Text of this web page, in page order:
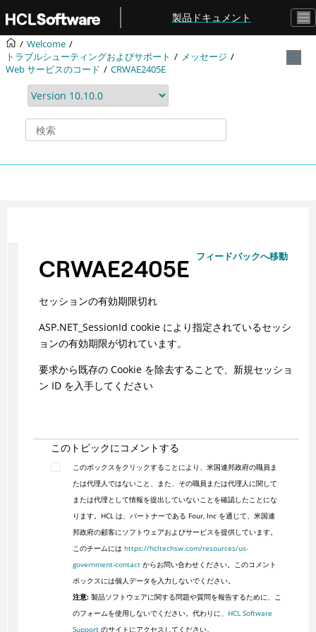
メインコンテンツにジャンプ
製品ドキュメント
Welcome
トラブルシューティングおよびサポート
メッセージ
Web サービスのコード
CRWAE2405E
フィードバックへ移動
CRWAE2405E
セッションの有効期限切れ
ASP.NET_SessionId cookie により指定されているセッシ
ョンの有効期限が切れています。
要求から既存の Cookie を除去することで、新規セッショ
ン ID を入手してください
このトピックにコメントする
このボックスをクリックすることにより、米国連邦政府の職員ま
たは代理人ではないこと、また、その職員または代理人に関して
または代理として情報を提出していないことを確認したことにな
ります。HCL は、パートナーである Four, Inc を通じて、米国連
邦政府の顧客にソフトウェアおよびサービスを提供しています。
このチームには https://hcltechsw.com/resources/us-
government-contactからお問い合わせください。このコメント
ボックスには個人データを入力しないでください。
注意:製品ソフトウェアに関する問題や質問を報告するために、こ
のフォームを使用しないでください。代わりに、 HCL Software
Supportのサイトにアクセスしてください。